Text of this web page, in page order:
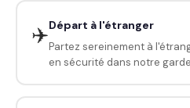
✈️Départ à l'étranger
Partez sereinement à
en sécurité dans notre